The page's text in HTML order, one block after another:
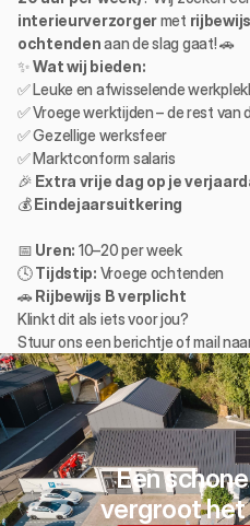
interieurverzorger met
ochtenden aan de slag gaat! 🚗
✨ Wat wij bieden:
✅ Leuke en afwisselende
✅ Vroege werktijden – de rest van
✅ Gezellige werksfeer
✅ Marktconform salaris
🎉 Extra vrije dag op je
💰 Eindejaarsuitkering
📅 Uren: 10–20 per week
🕓 Tijdstip: Vroege ochtenden
🚗 Rijbewijs B verplicht
Klinkt dit als iets voor jou?
Stuur ons een berichtje of mail
Een
vergroot het